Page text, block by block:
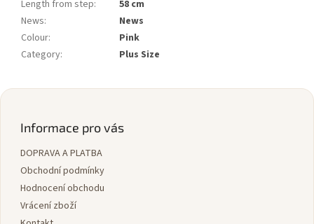
Length from step:
58 cm
News:
News
Colour:
Pink
Category: Plus Size
Z
Informace pro vás
DOPRAVA A PLATBA
Obchodní podmínky
Hodnocení obchodu
Vrácení zboží